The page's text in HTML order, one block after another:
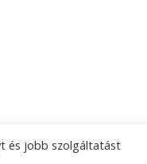
és jobb szolgáltatást